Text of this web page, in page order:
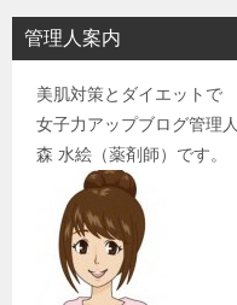
管理人案内
美肌対策とダイエットで
女子力アップブログ管理人
森 水絵（薬剤師）です。